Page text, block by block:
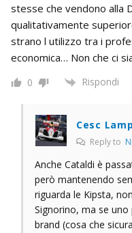
stesse che vendono alla
qualitativamente
strano l utilizzo tra i
economica… Non che ci
0 Rispondi
Cesc
Reply to
Anche Cataldi è
però mantenendo
riguarda le Kipsta,
Signorino, ma se uno
brand (cosa che